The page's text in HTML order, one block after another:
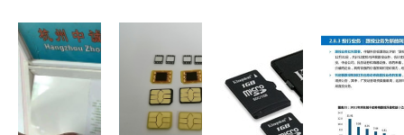
巴力量与卡
片集信息洞
价比与选购
指南全解析
工艺制品经
营部磁卡产
集信息详览